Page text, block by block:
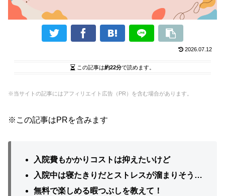
2026.07.12
この記事は約22分で読めます。
※当サイトの記事にはアフィリエイト広告（PR）を含む場合があります。
※この記事はPRを含みます
入院費もかかりコストは抑えたいけど
入院中は寝たきりだとストレスが溜まりそう…
無料で楽しめる暇つぶしを教えて！